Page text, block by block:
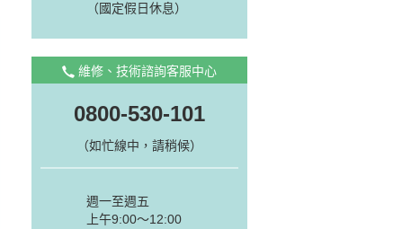
（國定假日休息）
維修、技術諮詢客服中心
0800-530-101
（如忙線中，請稍候）
週一至週五
上午9:00～12:00